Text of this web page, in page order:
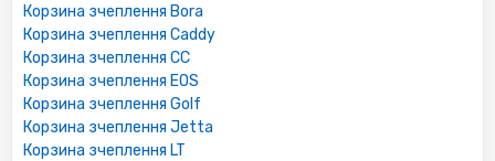
Корзина зчеплення Bora
Корзина зчеплення Caddy
Корзина зчеплення CC
Корзина зчеплення EOS
Корзина зчеплення Golf
Корзина зчеплення Jetta
Корзина зчеплення LT